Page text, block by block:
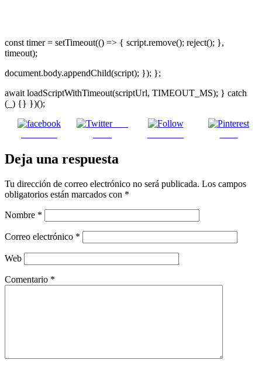
const timer = setTimeout(() => { script.remove(); reject(); },
timeout);
document.body.appendChild(script); }); };
await loadScriptWithTimeout(scriptUrl, TIMEOUT_MS); } catch
(_) {} })();
Post
Deja una respuesta
Tu dirección de correo electrónico no será publicada. Los campos
obligatorios están marcados con *
Nombre *
Correo electrónico *
Web
Comentario *